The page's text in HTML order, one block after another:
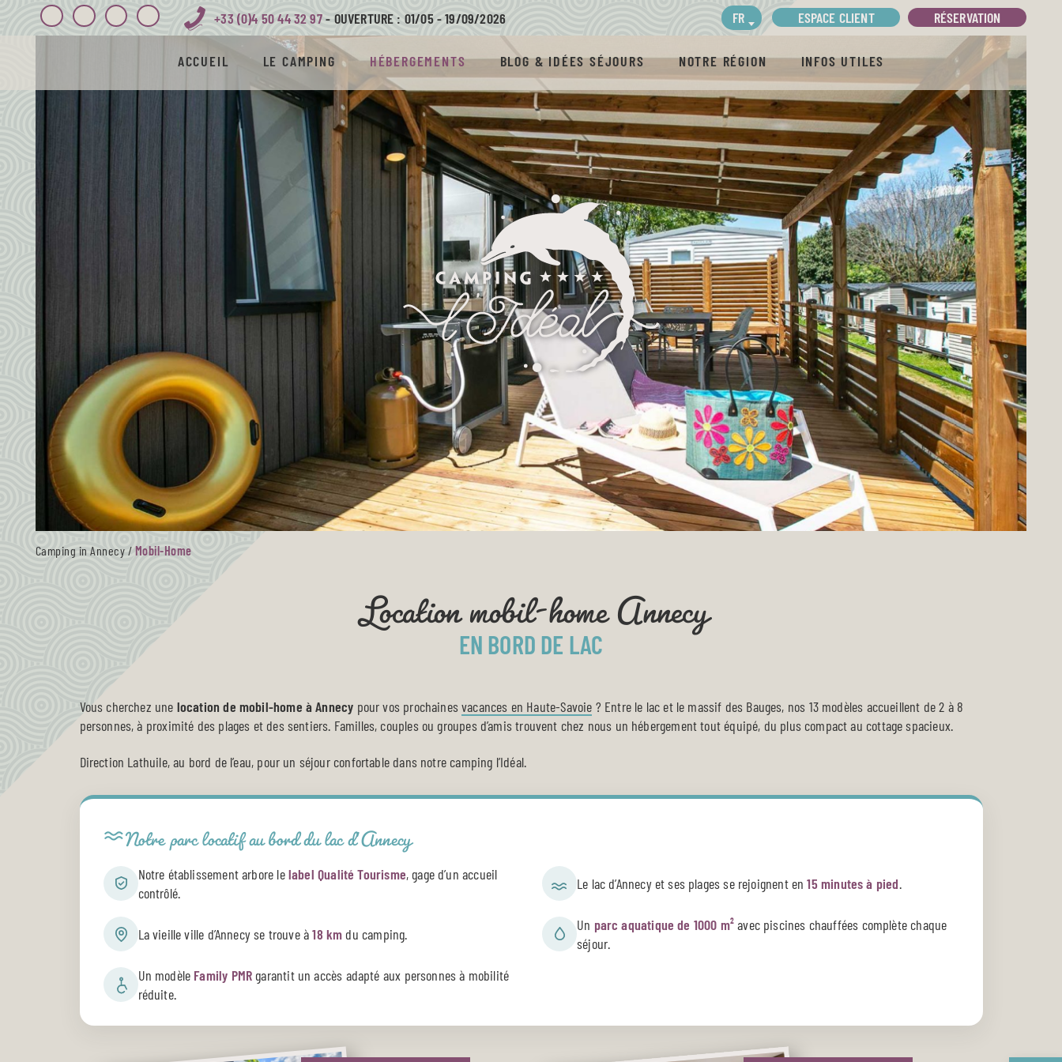
+33 (0)4 50 44 32 97 - OUVERTURE : 01/05 - 19/09/2026 FR ESPACE CLIENT RÉSERVATION
ACCUEIL LE CAMPING HÉBERGEMENTS BLOG & IDÉES SÉJOURS NOTRE RÉGION INFOS UTILES
Camping in Annecy / Mobil-Home Location mobil-home Annecy
EN BORD DE LAC
Vous cherchez une location de mobil-home à Annecy pour vos prochainesvacances en Haute-Savoie ? Entre le lac et le massif des Bauges, nos 13 modèles accueillent de 2 à 8
personnes, à proximité des plages et des sentiers. Familles, couples ou groupes d’amis trouvent chez nous un hébergement tout équipé, du plus compact au cottage spacieux.
Direction Lathuile, au bord de l’eau, pour un séjour confortable dans notre camping l’Idéal.
Notre parc locatif au bord du lac d’Annecy
Notre établissement arbore lelabel Qualité Tourisme, gage d’un accueil
contrôlé.
Le lac d’Annecy et ses plages se rejoignent en15 minutes à pied.
La vieille ville d’Annecy se trouve à18 km du camping.
Un parc aquatique de 1000 m²avec piscines chauffées complète chaque
séjour.
Un modèle Family PMR garantit un accès adapté aux personnes à mobilité
réduite.